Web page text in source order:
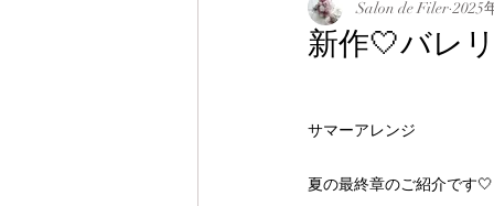
新作🤍バレ
Salon de Filer 2025
サマーアレンジ
夏の最終章のご紹介です🤍